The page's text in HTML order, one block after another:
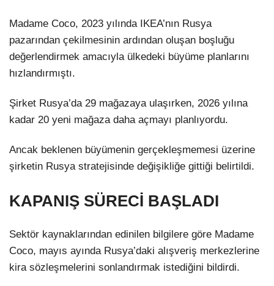
Madame Coco, 2023 yılında IKEA’nın Rusya
pazarından çekilmesinin ardından oluşan boşluğu
değerlendirmek amacıyla ülkedeki büyüme planlarını
hızlandırmıştı.
Şirket Rusya’da 29 mağazaya ulaşırken, 2026 yılına
kadar 20 yeni mağaza daha açmayı planlıyordu.
Ancak beklenen büyümenin gerçekleşmemesi üzerine
şirketin Rusya stratejisinde değişikliğe gittiği belirtildi.
KAPANIŞ SÜRECİ BAŞLADI
Sektör kaynaklarından edinilen bilgilere göre Madame
Coco, mayıs ayında Rusya’daki alışveriş merkezlerine
kira sözleşmelerini sonlandırmak istediğini bildirdi.